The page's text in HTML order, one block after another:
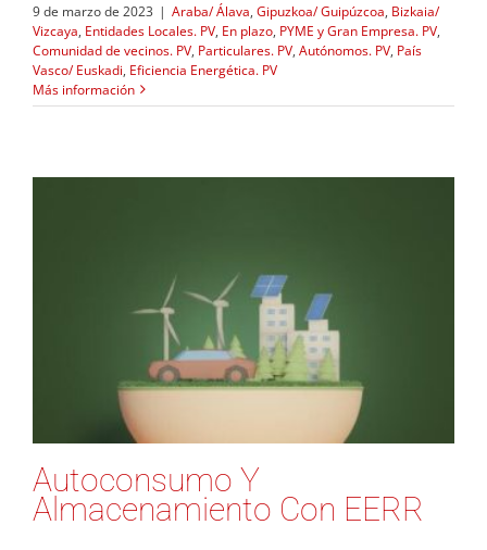
9 de marzo de 2023 | Araba/ Álava, Gipuzkoa/ Guipúzcoa, Bizkaia/
Vizcaya, Entidades Locales. PV, En plazo, PYME y Gran Empresa. PV,
Comunidad de vecinos. PV, Particulares. PV, Autónomos. PV, País
Vasco/ Euskadi, Eficiencia Energética. PV
Más información
Autoconsumo Y
Almacenamiento Con EERR